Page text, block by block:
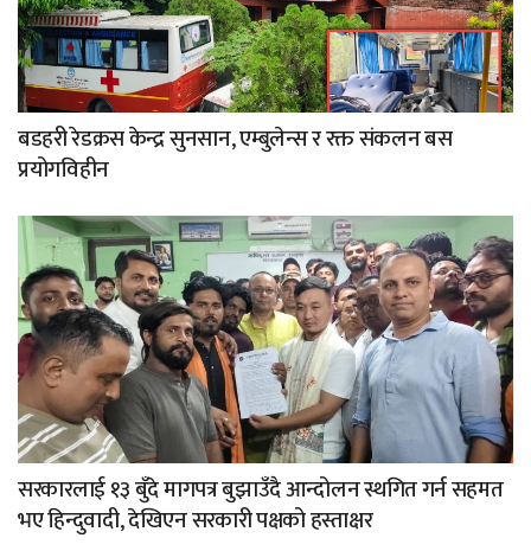
बडहरी रेडक्रस केन्द्र सुनसान, एम्बुलेन्स र रक्त संकलन बस
प्रयोगविहीन
सरकारलाई १३ बुँदे मागपत्र बुझाउँदै आन्दोलन स्थगित गर्न सहमत
भए हिन्दुवादी, देखिएन सरकारी पक्षको हस्ताक्षर